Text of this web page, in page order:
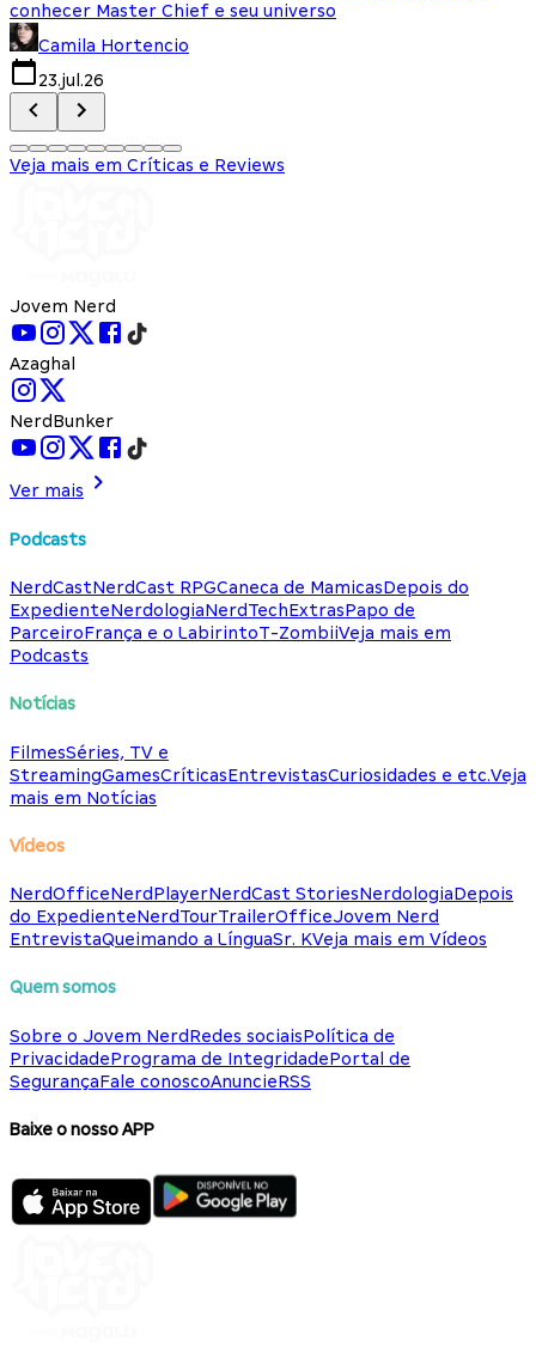
conhecer Master Chief e seu universo
Camila Hortencio
23.jul.26
Veja mais em Críticas e Reviews
Jovem Nerd
Azaghal
NerdBunker
Ver mais
Podcasts
NerdCastNerdCast RPGCaneca de MamicasDepois do
ExpedienteNerdologiaNerdTechExtrasPapo de
ParceiroFrança e o LabirintoT-ZombiiVeja mais em
Podcasts
Notícias
FilmesSéries, TV e
StreamingGamesCríticasEntrevistasCuriosidades e etc.Veja
mais em Notícias
Vídeos
NerdOfficeNerdPlayerNerdCast StoriesNerdologiaDepois
do ExpedienteNerdTourTrailerOfficeJovem Nerd
EntrevistaQueimando a LínguaSr. KVeja mais em Vídeos
Quem somos
Sobre o Jovem NerdRedes sociaisPolítica de
PrivacidadePrograma de IntegridadePortal de
SegurançaFale conoscoAnuncieRSS
Baixe o nosso APP